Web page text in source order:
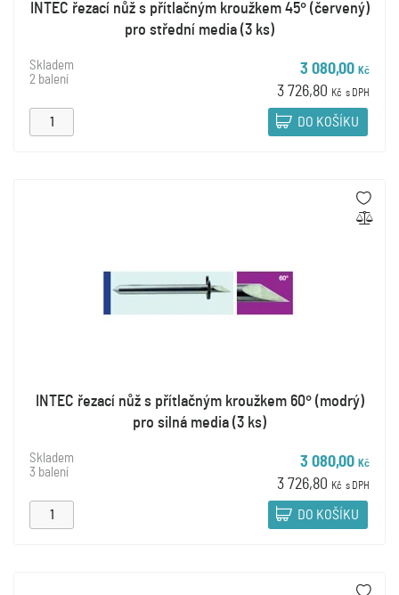
INTEC řezací nůž s přítlačným kroužkem 45° (červený)
pro střední media (3 ks)
Skladem
2 balení
3 080,00 Kč
3 726,80 Kč s DPH
DO KOŠÍKU
INTEC řezací nůž s přítlačným kroužkem 60° (modrý)
pro silná media (3 ks)
Skladem
3 balení
3 080,00 Kč
3 726,80 Kč s DPH
DO KOŠÍKU